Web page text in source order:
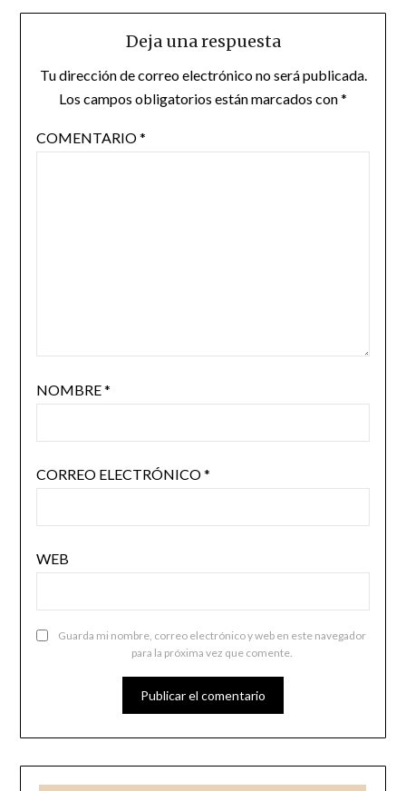
Deja una respuesta
Tu dirección de correo electrónico no será publicada.
Los campos obligatorios están marcados con*
COMENTARIO*
NOMBRE*
CORREO ELECTRÓNICO*
WEB
Guarda mi nombre, correo electrónico y web en este navegador
para la próxima vez que comente.